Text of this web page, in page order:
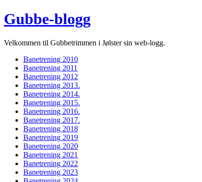
Gubbe-blogg
Velkommen til Gubbetrimmen i Jølster sin web-logg.
Banetrening 2010
Banetrening 2011
Banetrening 2012
Banetrening 2013.
Banetrening 2014.
Banetrening 2015.
Banetrening 2016.
Banetrening 2017.
Banetrening 2018
Banetrening 2019
Banetrening 2020
Banetrening 2021
Banetrening 2022
Banetrening 2023